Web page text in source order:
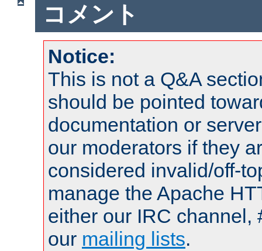
コメント
Notice:
This is not a Q&A
should be pointed
documentation or
our moderators if they
considered invalid/off-
manage the Apache
either our IRC channel,
our mailing lists.